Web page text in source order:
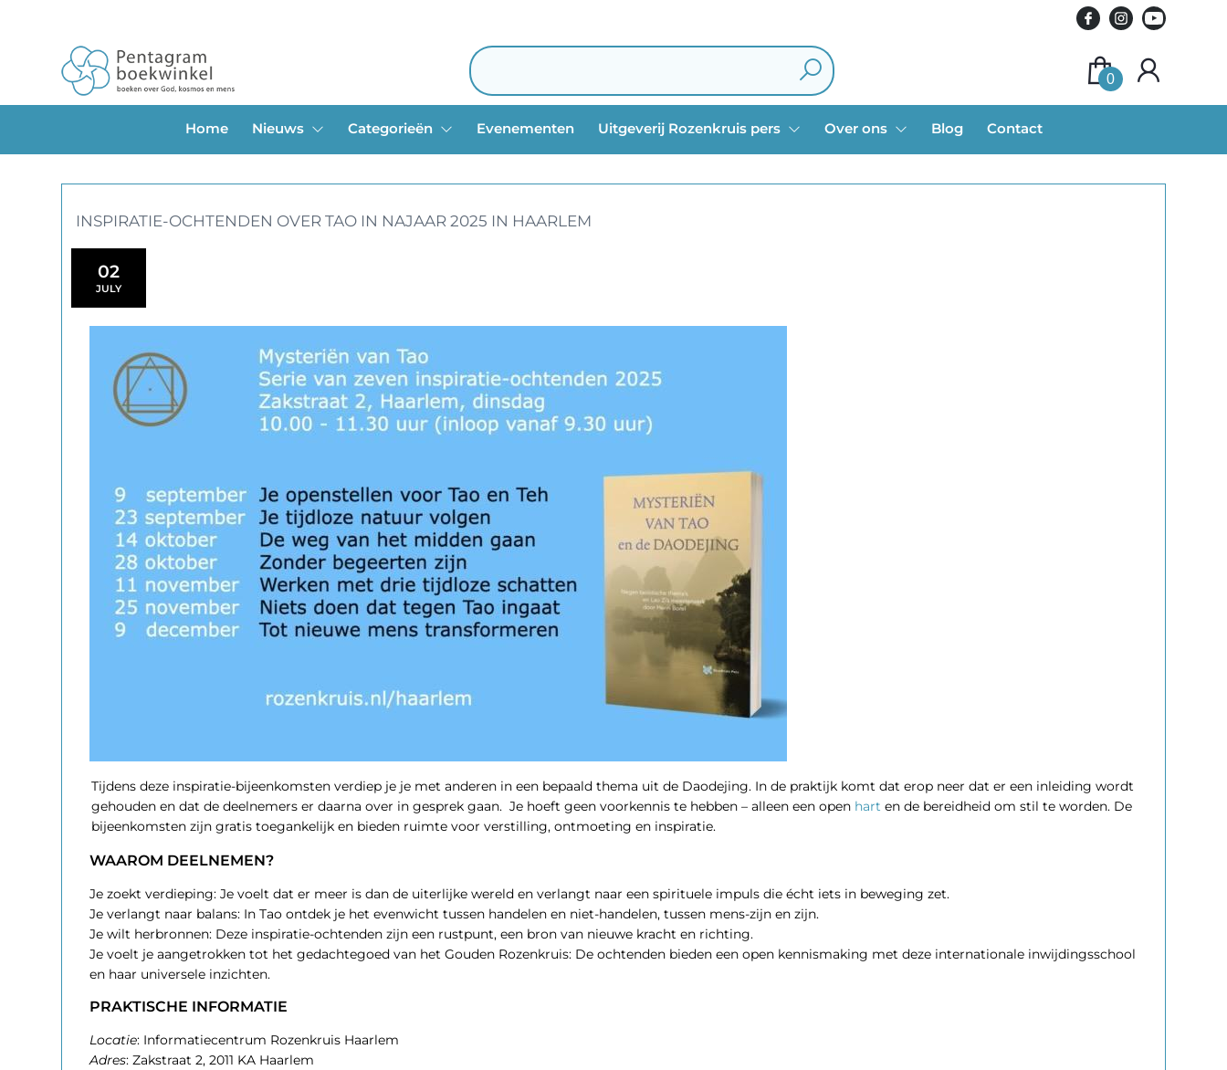
0
Home Nieuws Categorieën Evenementen Uitgeverij Rozenkruis pers Over ons Blog Contact
INSPIRATIE-OCHTENDEN OVER TAO IN NAJAAR 2025 IN HAARLEM
02
JULY
Tijdens deze inspiratie-bijeenkomsten verdiep je je met anderen in een bepaald thema uit de Daodejing. In de praktijk komt dat erop neer dat er een inleiding wordt
gehouden en dat de deelnemers er daarna over in gesprek gaan. Je hoeft geen voorkennis te hebben – alleen een open hart en de bereidheid om stil te worden. De
bijeenkomsten zijn gratis toegankelijk en bieden ruimte voor verstilling, ontmoeting en inspiratie.
WAAROM DEELNEMEN?
Je zoekt verdieping: Je voelt dat er meer is dan de uiterlijke wereld en verlangt naar een spirituele impuls die écht iets in beweging zet.
Je verlangt naar balans: In Tao ontdek je het evenwicht tussen handelen en niet-handelen, tussen mens-zijn en zijn.
Je wilt herbronnen: Deze inspiratie-ochtenden zijn een rustpunt, een bron van nieuwe kracht en richting.
Je voelt je aangetrokken tot het gedachtegoed van het Gouden Rozenkruis: De ochtenden bieden een open kennismaking met deze internationale inwijdingsschool
en haar universele inzichten.
PRAKTISCHE INFORMATIE
Locatie: Informatiecentrum Rozenkruis Haarlem
Adres: Zakstraat 2, 2011 KA Haarlem